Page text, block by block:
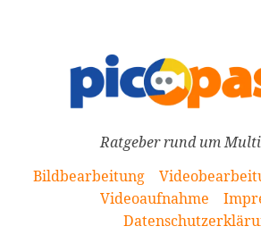
Ratgeber rund um
Bildbearbeitung
Videoaufnahme